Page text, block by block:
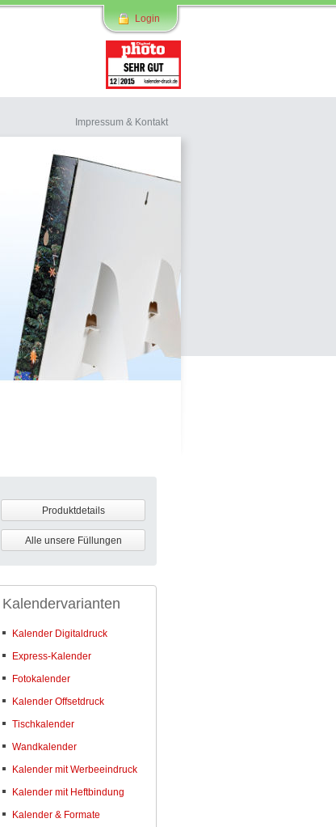
Login
Impressum & Kontakt
Produktdetails
Alle unsere Füllungen
Kalendervarianten
Kalender Digitaldruck
Express-Kalender
Fotokalender
Kalender Offsetdruck
Tischkalender
Wandkalender
Kalender mit Werbeeindruck
Kalender mit Heftbindung
Kalender & Formate